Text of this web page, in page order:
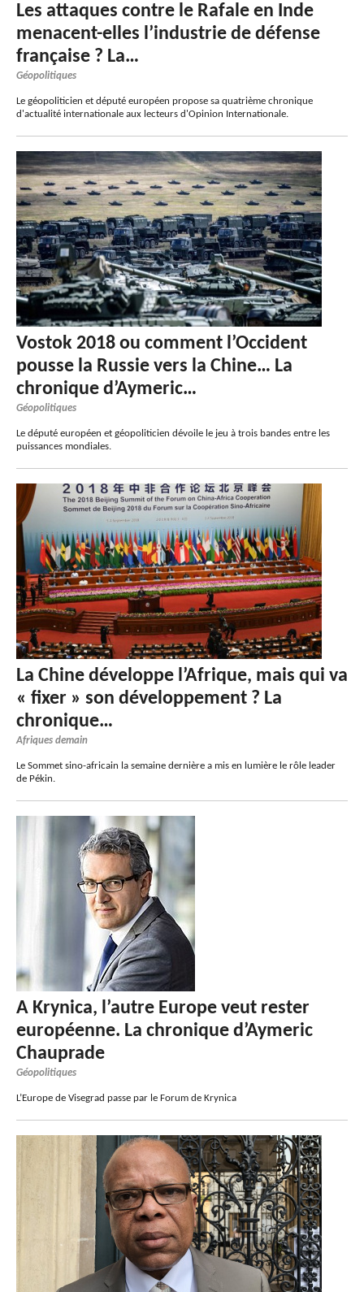
Les attaques contre le Rafale en Inde
menacent-elles l’industrie de défense
française ? La…
Géopolitiques
Le géopoliticien et député européen propose sa quatrième chronique
d'actualité internationale aux lecteurs d'Opinion Internationale.
Vostok 2018 ou comment l’Occident
pousse la Russie vers la Chine… La
chronique d’Aymeric…
Géopolitiques
Le député européen et géopoliticien dévoile le jeu à trois bandes entre les
puissances mondiales.
La Chine développe l’Afrique, mais qui va
« fixer » son développement ? La
chronique…
Afriques demain
Le Sommet sino-africain la semaine dernière a mis en lumière le rôle leader
de Pékin.
A Krynica, l’autre Europe veut rester
européenne. La chronique d’Aymeric
Chauprade
Géopolitiques
L’Europe de Visegrad passe par le Forum de Krynica